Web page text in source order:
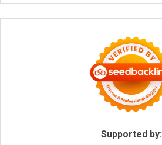
Supported by: